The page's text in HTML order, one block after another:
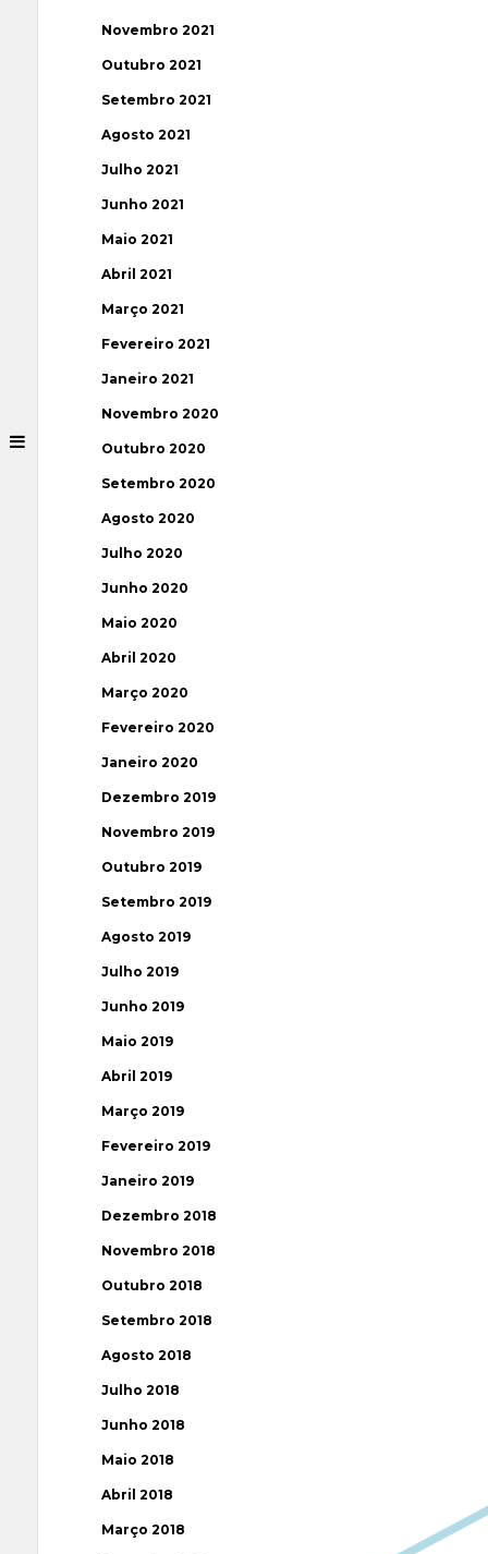
Novembro 2021
Outubro 2021
Setembro 2021
Agosto 2021
Julho 2021
Junho 2021
Maio 2021
Abril 2021
Março 2021
Fevereiro 2021
Janeiro 2021
Novembro 2020
Outubro 2020
Setembro 2020
Agosto 2020
Julho 2020
Junho 2020
Maio 2020
Abril 2020
Março 2020
Fevereiro 2020
Janeiro 2020
Dezembro 2019
Novembro 2019
Outubro 2019
Setembro 2019
Agosto 2019
Julho 2019
Junho 2019
Maio 2019
Abril 2019
Março 2019
Fevereiro 2019
Janeiro 2019
Dezembro 2018
Novembro 2018
Outubro 2018
Setembro 2018
Agosto 2018
Julho 2018
Junho 2018
Maio 2018
Abril 2018
Março 2018